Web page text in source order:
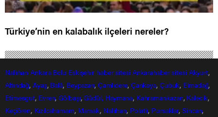
Türkiye’nin en kalabalık ilçeleri nereler?
Nallıhan Ankara Bolu Eskişehir haber sitesi Ankarahabersitesi Akyurt,
Altındağ,Ayaş, Balâ, Beypazarı, Çamlıdere, Çankaya, Çubuk, Elmadağ,
Etimesgut, Evren,Gölbaşı,Güdül, Haymana, Kahramankazan, Kalecik,
Keçiören, Kızılcahamam, Mamak, Nallıhan, Polatlı, Pursaklar,Sincan,